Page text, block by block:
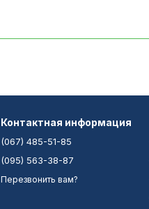
Контактная информация
(067) 485-51-85
(095) 563-38-87
Перезвонить вам?